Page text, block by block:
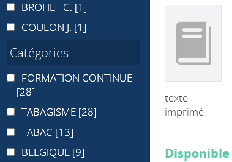
texte
imprimé
Disponible
BROHET C.
BROHET C. [1]
COULON J.
COULON J. [1]
Catégories
FORMATION CONTINUE
FORMATION CONTINUE
[28]
TABAGISME
TABAGISME [28]
TABACTABAC [13]
BELGIQUE
BELGIQUE [9]